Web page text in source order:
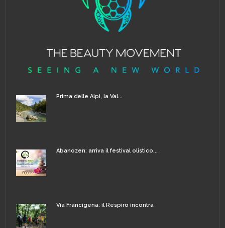
Prima delle Alpi, la Val...
Abanozen: arriva il festival olistico...
Via Francigena: il Respiro incontra